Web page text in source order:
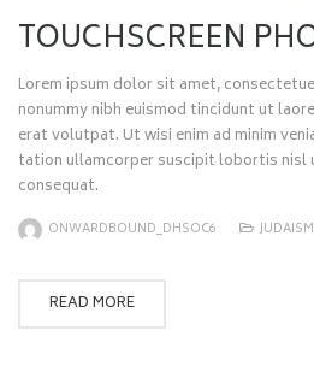
TOUCHSCREEN
Lorem ipsum dolor sit amet,
nonummy nibh euismod tincidunt ut
erat volutpat. Ut wisi enim ad minim
tation ullamcorper suscipit lobortis nisl
consequat.
ONWARDBOUND_DHSOC6 JUDAISM
READ MORE